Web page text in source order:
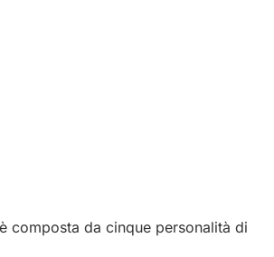
composta da cinque personalità di